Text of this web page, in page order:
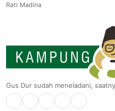
Rati Madina
Gus Dur sudah meneladani,